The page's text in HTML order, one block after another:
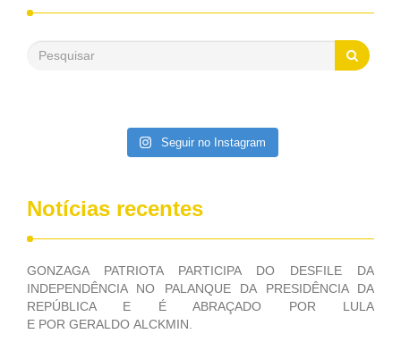
reais, com suas maravilhosas ações, dentre alas, mais de
saneamento básico, em pequenas comunidades rurais.
Patriota disse ainda que, mesmo sem mandato,
Seguir no Instagram
Notícias recentes
GONZAGA PATRIOTA PARTICIPA DO DESFILE DA
INDEPENDÊNCIA NO PALANQUE DA PRESIDÊNCIA DA
REPÚBLICA E É ABRAÇADO POR LULA
E POR GERALDO ALCKMIN.